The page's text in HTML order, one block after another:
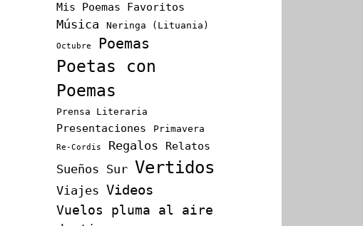
Mis Poemas Favoritos
Música Neringa (Lituania)
Octubre Poemas
Poetas con
Poemas
Prensa Literaria
Presentaciones Primavera
Re-Cordis Regalos Relatos
Sueños Sur Vertidos
Viajes Videos
Vuelos pluma al aire